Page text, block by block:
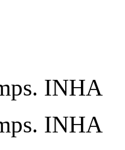
INHA
INHA